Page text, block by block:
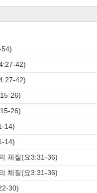
42)
42)
26)
26)
14)
14)
체질(요3:31-36)
체질(요3:31-36)
30)